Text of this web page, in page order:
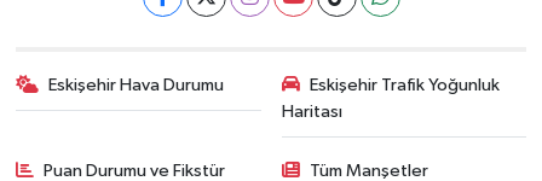
Eskişehir Hava Durumu
Eskişehir Trafik Yoğunluk
Haritası
Puan Durumu ve Fikstür Tüm Manşetler